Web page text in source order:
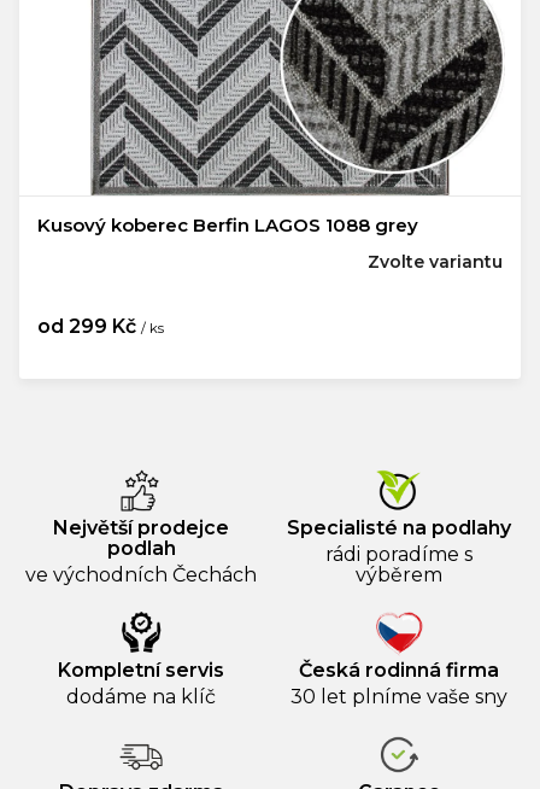
Kusový koberec Berfin LAGOS 1088 grey
od 299 Kč / ks
Zvolte variantu
Největší prodejce
podlah
ve východních Čechách
Specialisté na podlahy
rádi poradíme s
výběrem
Kompletní servis
dodáme na klíč
Česká rodinná firma
30 let plníme vaše sny